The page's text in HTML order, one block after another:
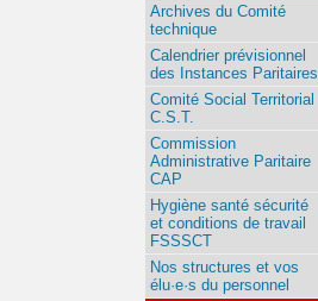
Archives du Comité
technique
Calendrier prévisionnel
des Instances Paritaires
Comité Social Territorial
C.S.T.
Commission
Administrative Paritaire
CAP
Hygiène santé sécurité
et conditions de travail
FSSSCT
Nos structures et vos
élu·e·s du personnel